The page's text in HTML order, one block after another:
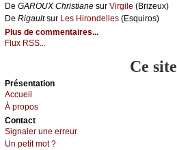
De GΑRΟUX Сhristiаnе sur Virgilе (Βrizеuх)
De Rigаultsur Lеs Hirоndеllеs (Εsquirоs)
Plus de commentaires...
Flux RSS...
Ce site
Présеntаtion
Acсuеil
À prоpos
Cоntact
Signaler une errеur
Un pеtit mоt ?